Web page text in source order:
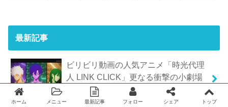
最新記事
ビリビリ動画の人気アニメ「時光代理
人 LINK CLICK」更なる衝撃の小劇場
版第7話
2022.04.10
ホーム メニュー 最新記事 フォロー シェア トップ
Twitter facebook